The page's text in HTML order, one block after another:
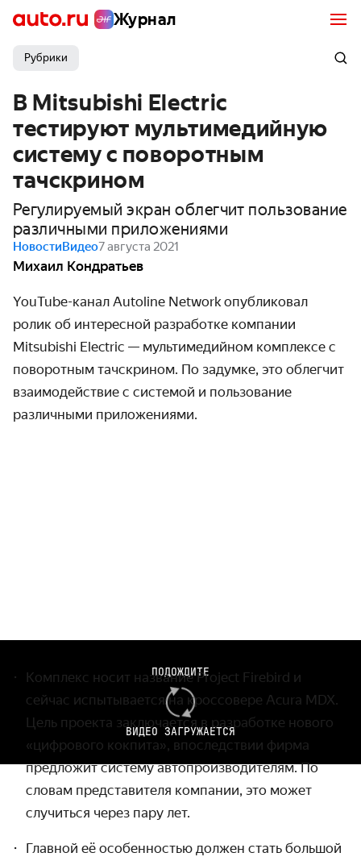
Журнал
Рубрики
В Mitsubishi Electric
тестируют мультимедийную
систему с поворотным
тачскрином
Регулируемый экран облегчит пользование
различными приложениями
НовостиВидео7 августа 2021
Михаил Кондратьев
YouTube-канал Autoline Network опубликовал
ролик об интересной разработке компании
Mitsubishi Electric — мультимедийном комплексе с
поворотным тачскрином. По задумке, это облегчит
взаимодействие с системой и пользование
различными приложениями.
ПОДОЖДИТЕ
ВИДЕО ЗАГРУЖАЕТСЯ
Комплекс носит название Project Firebird и
сейчас испытывается на кроссовере Acura MDX.
Цель проекта заключается в разработке нового
«цифрового кокпита», впоследствии фирма
предложит систему автопроизводителям. По
словам представителя компании, это может
случиться через пару лет.
Главной её особенностью должен стать большой